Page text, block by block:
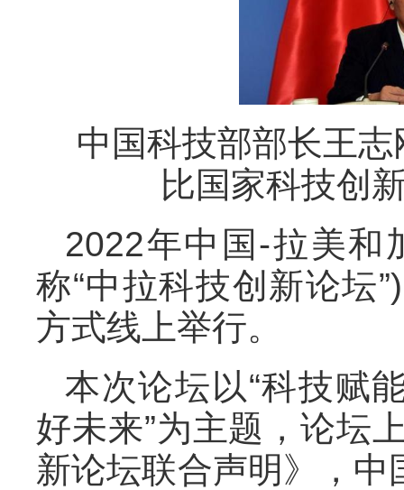
中国科技部部长王
比国家科技创
2022年中国-拉美和
称“中拉科技创新论坛
方式线上举行。
本次论坛以“科技赋
好未来”为主题，论坛
新论坛联合声明》，